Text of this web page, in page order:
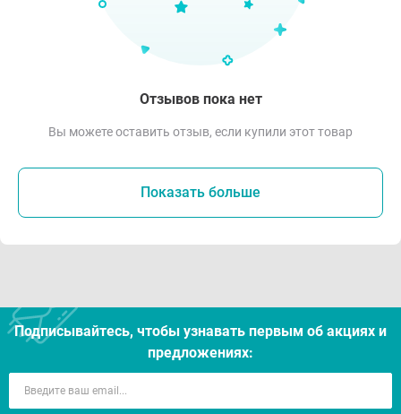
Отзывов пока нет
Вы можете оставить отзыв, если купили этот товар
Показать больше
Подписывайтесь, чтобы узнавать первым об акцияx и
предложениях: